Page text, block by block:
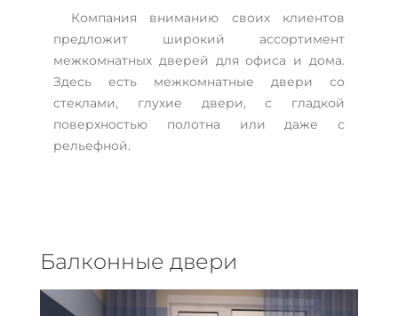
Компания вниманию своих клиентов
предложит широкий ассортимент
межкомнатных дверей для офиса и дома.
Здесь есть межкомнатные двери со
стеклами, глухие двери, с гладкой
поверхностью полотна или даже с
рельефной.
Балконные двери